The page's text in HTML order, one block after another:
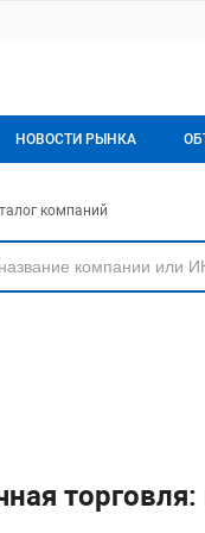
milknet.ru
milknet.ru
НОВОСТИ РЫНКА
по
компаний